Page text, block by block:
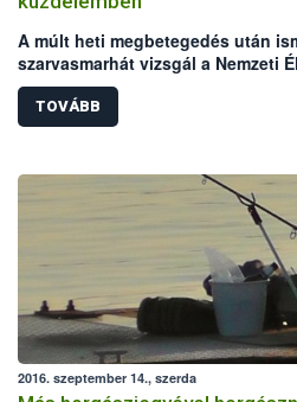
A múlt heti megbetegedés után
szarvasmarhát vizsgál a Nemzeti
(NÉBIH) laboratóriuma. Mindkét
szarvasmarha állományokat
állategészségügyi
azonban a hazai kérődző
kiemelten fontos a körültekintő
szolgáló vakcinázás az állattartók
TOVÁBB
2016. szeptember 14., szerda